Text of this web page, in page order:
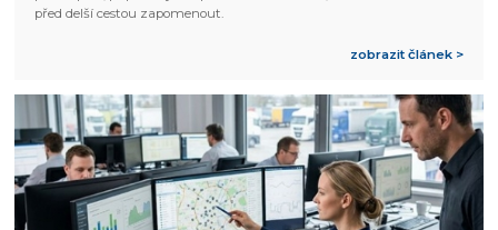
před delší cestou zapomenout.
zobrazit článek >